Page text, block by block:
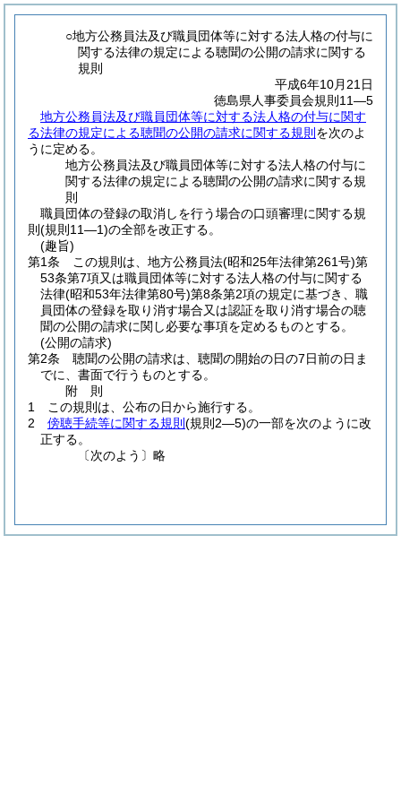
○地方公務員法及び職員団体等に対する法人格の付与に
関する法律の規定による聴聞の公開の請求に関する
規則
平成6年10月21日
徳島県人事委員会規則11―5
地方公務員法及び職員団体等に対する法人格の付与に関す
る法律の規定による聴聞の公開の請求に関する規則 を次のよ
うに定める。
地方公務員法及び職員団体等に対する法人格の付与に
関する法律の規定による聴聞の公開の請求に関する規
則
職員団体の登録の取消しを行う場合の口頭審理に関する規
則(規則11―1)の全部を改正する。
(趣旨)
第1条
この規則は、地方公務員法(昭和25年法律第261号)第
53条第7項又は職員団体等に対する法人格の付与に関する
法律(昭和53年法律第80号)第8条第2項の規定に基づき、職
員団体の登録を取り消す場合又は認証を取り消す場合の聴
聞の公開の請求に関し必要な事項を定めるものとする。
(公開の請求)
第2条
聴聞の公開の請求は、聴聞の開始の日の7日前の日ま
でに、書面で行うものとする。
附 則
1
この規則は、公布の日から施行する。
2
傍聴手続等に関する規則 (規則2―5)の一部を次のように改
正する。
〔次のよう〕略